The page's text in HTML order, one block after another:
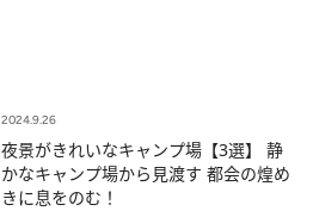
2024.9.26
夜景がきれいなキャンプ場【3選】 静
かなキャンプ場から見渡す 都会の煌め
きに息をのむ！